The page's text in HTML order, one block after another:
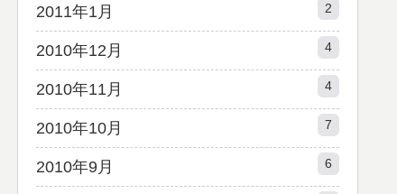
2011年1月 2
2010年12月 4
2010年11月 4
2010年10月 7
2010年9月 6